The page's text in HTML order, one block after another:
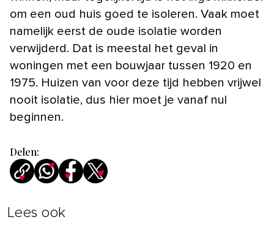
om een oud huis goed te isoleren. Vaak moet
namelijk eerst de oude isolatie worden
verwijderd. Dat is meestal het geval in
woningen met een bouwjaar tussen 1920 en
1975. Huizen van voor deze tijd hebben vrijwel
nooit isolatie, dus hier moet je vanaf nul
beginnen.
Delen:
Lees ook